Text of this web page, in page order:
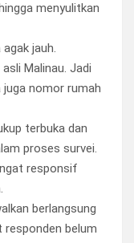
menyulitkan
jauh.
Malinau. Jadi
juga nomor rumah
terbuka dan
proses survei.
responsif
berlangsung
responden belum